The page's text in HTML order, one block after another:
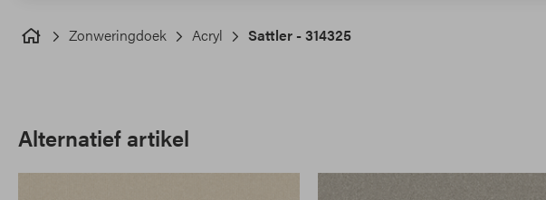
Zonweringdoek Acryl Sattler - 314325
Alternatief artikel